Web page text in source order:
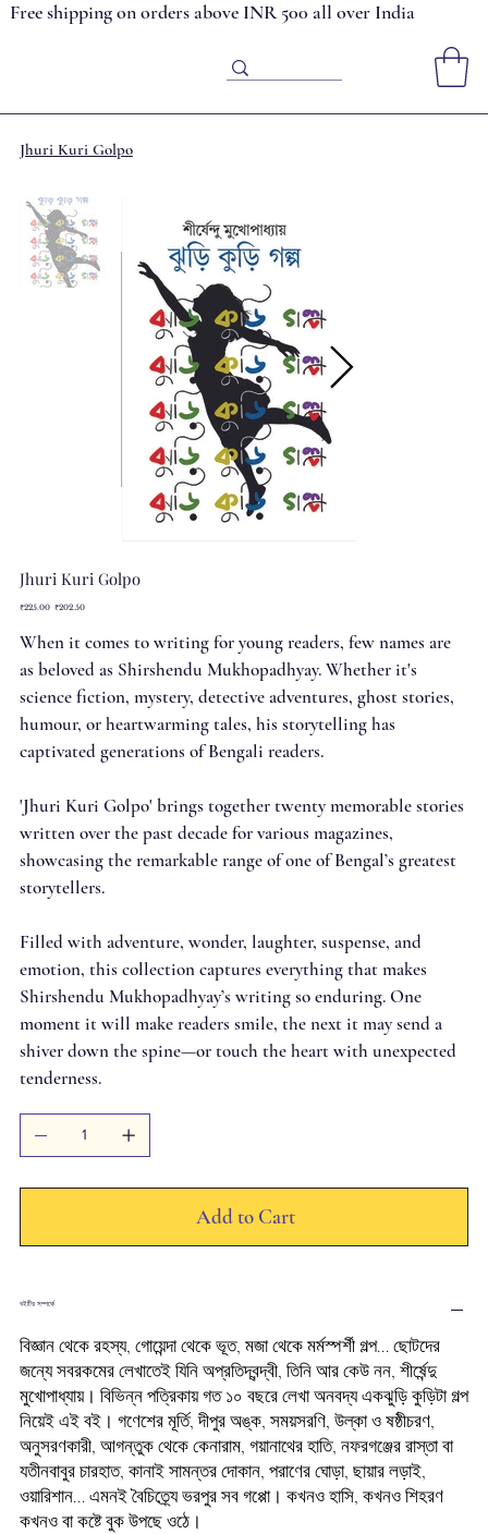
Free shipping on orders above INR 500 all over India
Jhuri Kuri Golpo
Jhuri Kuri Golpo
Original
₹225.00 Sale
₹202.50
When it comes to writing for young readers, few names are
as beloved as Shirshendu Mukhopadhyay. Whether it's
science fiction, mystery, detective adventures, ghost stories,
humour, or heartwarming tales, his storytelling has
captivated generations of Bengali readers.
'Jhuri Kuri Golpo' brings together twenty memorable stories
written over the past decade for various magazines,
showcasing the remarkable range of one of Bengal’s greatest
storytellers.
Filled with adventure, wonder, laughter, suspense, and
emotion, this collection captures everything that makes
Shirshendu Mukhopadhyay’s writing so enduring. One
moment it will make readers smile, the next it may send a
shiver down the spine—or touch the heart with unexpected
tenderness.
Add to Cart
বইটির সম্পর্কে
বিজ্ঞান থেকে রহস্য, গোয়েন্দা থেকে ভূত, মজা থেকে মর্মস্পর্শী গল্প... ছোটদের
জন্যে সবরকমের লেখাতেই যিনি অপ্রতিদ্বন্দ্বী, তিনি আর কেউ নন, শীর্ষেন্দু
মুখোপাধ্যায়। বিভিন্ন পত্রিকায় গত ১০ বছরে লেখা অনবদ্য একঝুড়ি কুড়িটা গল্প
নিয়েই এই বই। গণেশের মূর্তি, দীপুর অঙ্ক, সময়সরণি, উল্কা ও ষষ্ঠীচরণ,
অনুসরণকারী, আগন্তুক থেকে কেনারাম, গয়ানাথের হাতি, নফরগঞ্জের রাস্তা বা
যতীনবাবুর চারহাত, কানাই সামন্তর দোকান, পরাণের ঘোড়া, ছায়ার লড়াই,
ওয়ারিশান... এমনই বৈচিত্র্যে ভরপুর সব গপ্পো। কখনও হাসি, কখনও শিহরণ
কখনও বা কষ্টে বুক উপছে ওঠে।